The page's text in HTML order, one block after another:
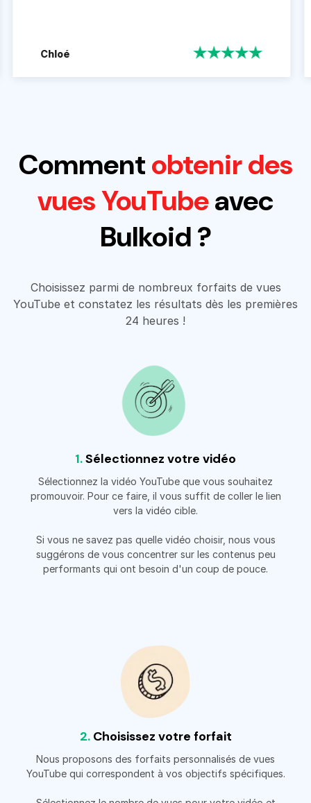
Commentobtenir des
vues YouTubeavec
Bulkoid ?
Choisissez parmi de nombreux forfaits de vues
YouTube et constatez les résultats dès les premières
24 heures !
1.Sélectionnez votre vidéo
Sélectionnez la vidéo YouTube que vous souhaitez
promouvoir. Pour ce faire, il vous suffit de coller le lien
vers la vidéo cible.
Si vous ne savez pas quelle vidéo choisir, nous vous
suggérons de vous concentrer sur les contenus peu
performants qui ont besoin d'un coup de pouce.
2.Choisissez votre forfait
Nous proposons des forfaits personnalisés de vues
YouTube qui correspondent à vos objectifs spécifiques.